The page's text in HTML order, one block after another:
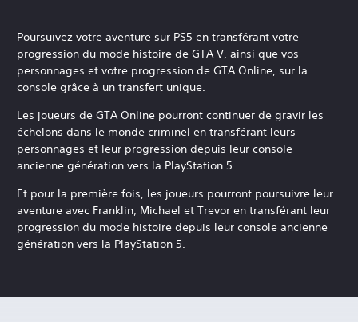
Poursuivez votre aventure sur PS5 en transférant votre
progression du mode histoire de GTA V, ainsi que vos
personnages et votre progression de GTA Online, sur la
console grâce à un transfert unique.
Les joueurs de GTA Online pourront continuer de gravir les
échelons dans le monde criminel en transférant leurs
personnages et leur progression depuis leur console
ancienne génération vers la PlayStation 5.
Et pour la première fois, les joueurs pourront poursuivre leur
aventure avec Franklin, Michael et Trevor en transférant leur
progression du mode histoire depuis leur console ancienne
génération vers la PlayStation 5.